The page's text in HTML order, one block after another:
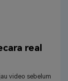
real
video sebelum